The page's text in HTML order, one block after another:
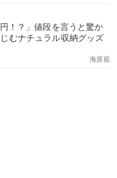
！？」値段を言うと驚か
むナチュラル収納グッズ
海原藍